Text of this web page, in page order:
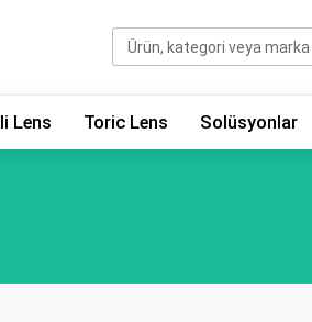
Lens Toric Lens Solüsyonlar